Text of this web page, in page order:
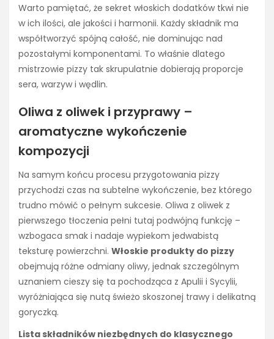
Warto pamiętać, że sekret włoskich dodatków tkwi nie
w ich ilości, ale jakości i harmonii. Każdy składnik ma
współtworzyć spójną całość, nie dominując nad
pozostałymi komponentami. To właśnie dlatego
mistrzowie pizzy tak skrupulatnie dobierają proporcje
sera, warzyw i wędlin.
Oliwa z oliwek i przyprawy –
aromatyczne wykończenie
kompozycji
Na samym końcu procesu przygotowania pizzy
przychodzi czas na subtelne wykończenie, bez którego
trudno mówić o pełnym sukcesie. Oliwa z oliwek z
pierwszego tłoczenia pełni tutaj podwójną funkcję –
wzbogaca smak i nadaje wypiekom jedwabistą
teksturę powierzchni. Włoskie produkty do pizzy
obejmują różne odmiany oliwy, jednak szczególnym
uznaniem cieszy się ta pochodząca z Apulii i Sycylii,
wyróżniająca się nutą świeżo skoszonej trawy i delikatną
goryczką.
Lista składników niezbędnych do klasycznego